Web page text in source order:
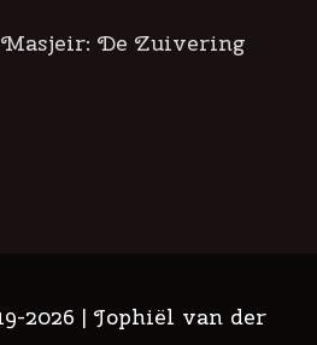
De Zuivering
2026 | Jophiël van der